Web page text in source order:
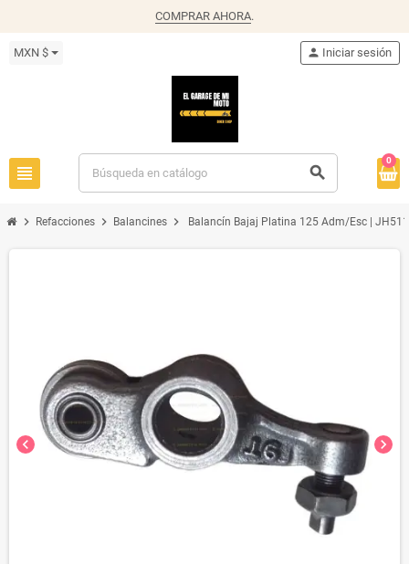
COMPRAR AHORA.
MXN $
view_headline search
person Iniciar sesión
0
chevron_right Refacciones chevron_right Balancines chevron_right Balancín Bajaj Platina 125 Adm/Esc |
chevron_left chevron_right